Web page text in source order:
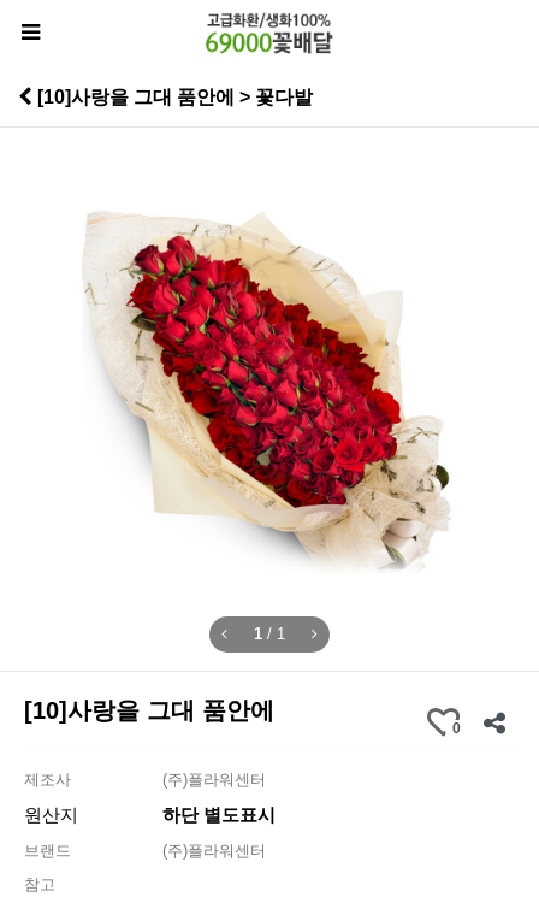
[10]사랑을 그대 품안에 > 꽃다발
1 / 1
[10]사랑을 그대 품안에
0
제조사 (주)플라워센터
원산지 하단 별도표시
브랜드
(주)플라워센터
참고